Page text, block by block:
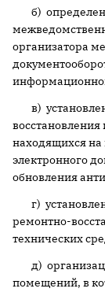
б)
организатора
в)
находящихся на
электронного
обновления
г)
ремонтно-
технических
д)
помещений, в